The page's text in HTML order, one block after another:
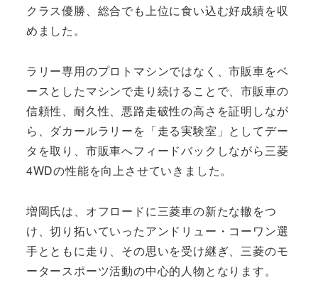
クラス優勝、総合でも上位に食い込む好成績を収
めました。
ラリー専用のプロトマシンではなく、市販車をベ
ースとしたマシンで走り続けることで、市販車の
信頼性、耐久性、悪路走破性の高さを証明しなが
ら、ダカールラリーを「走る実験室」としてデー
タを取り、市販車へフィードバックしながら三菱
4WDの性能を向上させていきました。
増岡氏は、オフロードに三菱車の新たな轍をつ
け、切り拓いていったアンドリュー・コーワン選
手とともに走り、その思いを受け継ぎ、三菱のモ
ータースポーツ活動の中心的人物となります。